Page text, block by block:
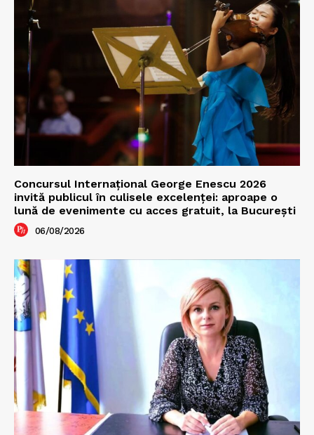
Concursul Internațional George Enescu 2026
invită publicul în culisele excelenței: aproape o
lună de evenimente cu acces gratuit, la București
06/08/2026